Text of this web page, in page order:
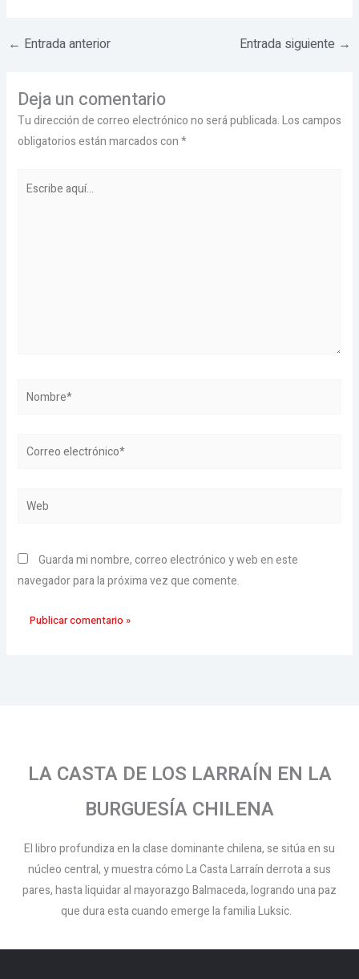
← Entrada anterior Entrada siguiente →
Deja un comentario
Tu dirección de correo electrónico no será publicada.Los campos
obligatorios están marcados con*
Nombre*
Correo
Web
Guarda mi nombre, correo electrónico y web en este
navegador para la próxima vez que comente.
LA CASTA DE LOS LARRAÍN EN LA
BURGUESÍA CHILENA
El libro profundiza en la clase dominante chilena, se sitúa en su
núcleo central, y muestra cómo La Casta Larraín derrota a sus
pares, hasta liquidar al mayorazgo Balmaceda, logrando una paz
que dura esta cuando emerge la familia Luksic.